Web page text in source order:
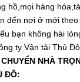
hồ,mọi hàng
đến nơi ở mới theo
bạn không hài
ty Vận tải Thủ Đô.
NHÀ
ĐÔ: